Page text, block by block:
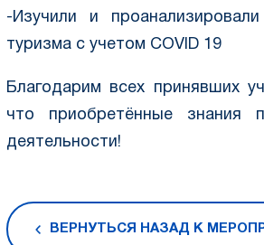
-Изучили и
туризма с учетом COVID 19
Благодарим всех принявших
что приобретённые знания
деятельности!
ВЕРНУТЬСЯ НАЗАД К